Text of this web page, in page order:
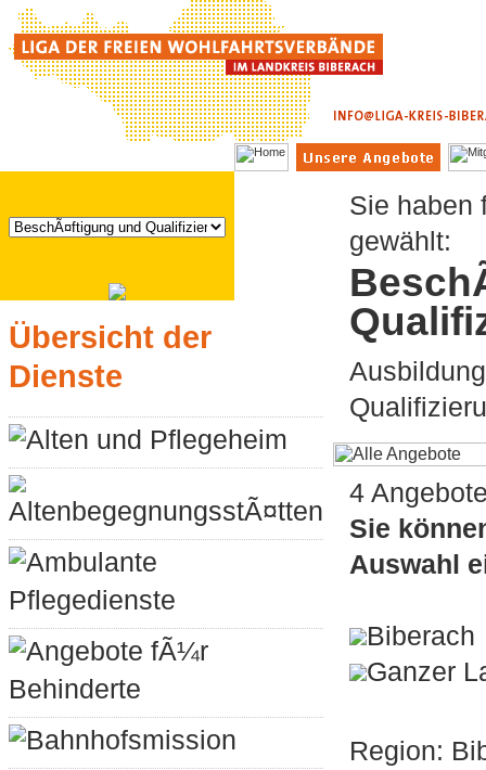
Übersicht der
Dienste
Alten und Pflegeheim
AltenbegegnungsstÃ¤tten
Ambulante
Pflegedienste
Angebote fÃ¼r
Behinderte
Bahnhofsmission
Sie haben
gewählt:
4
Sie
Auswahl
Biberach
Ganzer
Region: